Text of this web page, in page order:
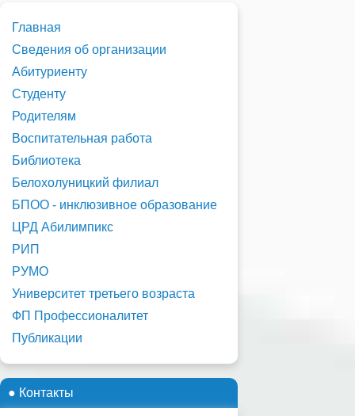
Главная
Сведения об организации
Абитуриенту
Студенту
Родителям
Воспитательная работа
Библиотека
Белохолуницкий филиал
БПОО - инклюзивное образование
ЦРД Абилимпикс
РИП
РУМО
Университет третьего возраста
ФП Профессионалитет
Публикации
● Контакты